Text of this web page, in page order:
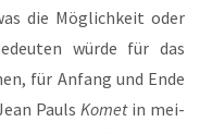
die Mög­lich­keit oder
wür­de für das
für Anfang und Ende
Pauls Kometin mei­